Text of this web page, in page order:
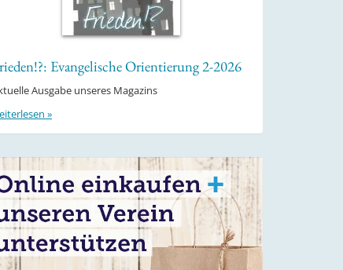
Evangelische Orientierung 2-2026
Ausgabe unseres Magazins
»